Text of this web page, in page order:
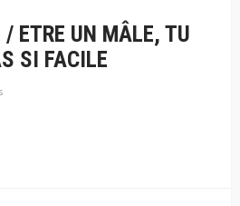
/ ETRE UN MÂLE, TU
SI FACILE